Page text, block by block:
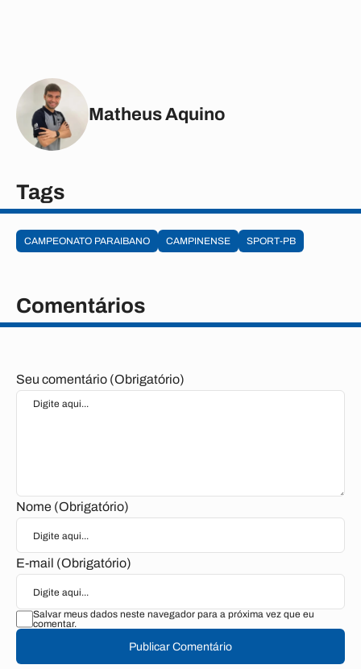
Matheus Aquino
Tags
CAMPEONATO PARAIBANO CAMPINENSE SPORT-PB
Comentários
Seu comentário (Obrigatório)
Nome (Obrigatório)
E-mail (Obrigatório)
Salvar meus dados neste navegador para a próxima vez que eu
comentar.
Publicar Comentário